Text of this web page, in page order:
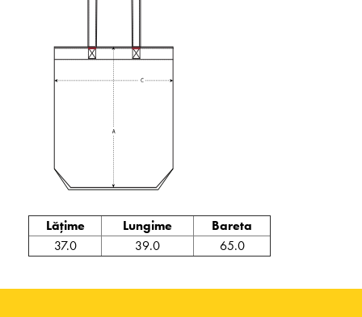
Lățime Lungime
Bareta
37.0
39.0 65.0